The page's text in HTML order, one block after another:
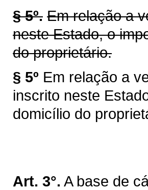
§ 5º. Em relação a
neste Estado, o
do proprietário.
§ 5º Em relação a
inscrito neste
domicílio do
Art. 3°. A base de